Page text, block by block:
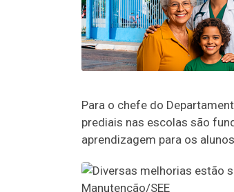
Para o chefe do
prediais nas escolas são
aprendizagem para os